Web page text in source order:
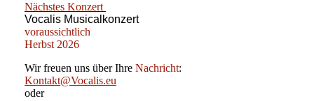
Nächstes Konzert
Vocalis Musicalkonzert
voraussichtlich
Herbst 2026
Wir freuen uns über Ihre Nachricht:
Kontakt@Vocalis.eu
oder